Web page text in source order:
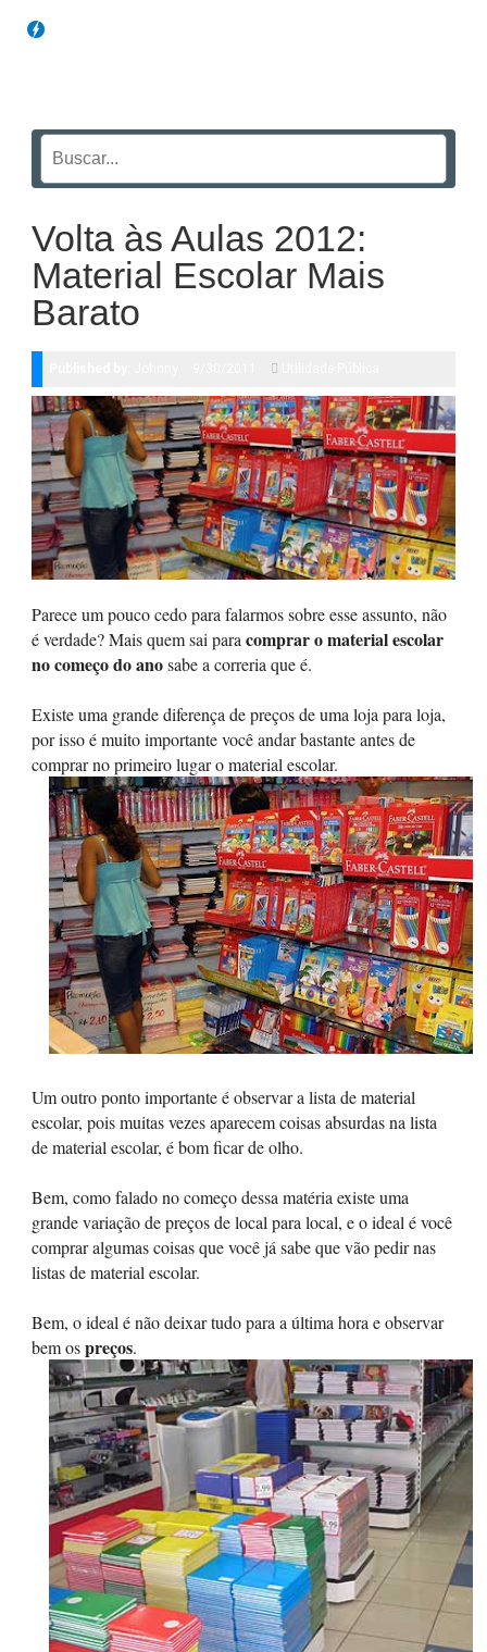
Volta às Aulas 2012:
Material Escolar Mais
Barato
Parece um pouco cedo para falarmos sobre esse assunto, não
é verdade? Mais quem sai para comprar o material escolar
no começo do anosabe a correria que é.
Existe uma grande diferença de preços de uma loja para loja,
por isso é muito importante você andar bastante antes de
comprar no primeiro lugar o material escolar.
Um outro ponto importante é observar a lista de material
escolar, pois muitas vezes aparecem coisas absurdas na lista
de material escolar, é bom ficar de olho.
Bem, como falado no começo dessa matéria existe uma
grande variação de preços de local para local, e o ideal é você
comprar algumas coisas que você já sabe que vão pedir nas
listas de material escolar.
Bem, o ideal é não deixar tudo para a última hora e observar
bem ospreços.